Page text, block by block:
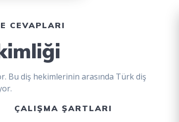
CEVAPLARI
Bu diş hekimlerinin arasında Türk diş
ÇALIŞMA ŞARTLARI